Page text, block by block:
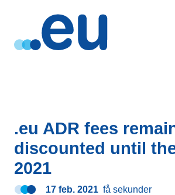
.eu ADR fees
discounted until
2021
17 feb. 2021 få sekunder